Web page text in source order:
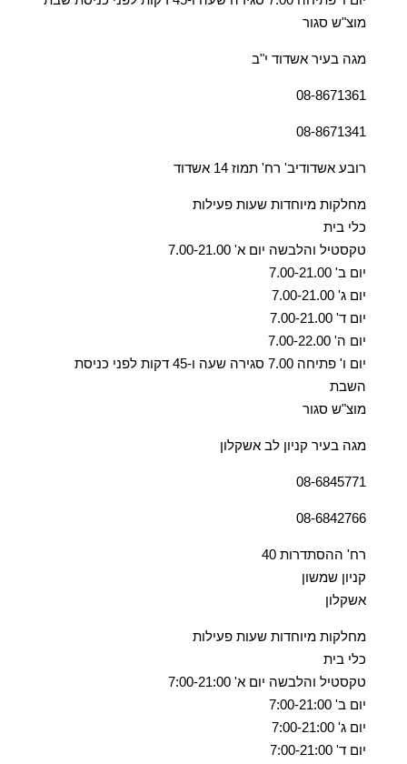
מוצ"ש סגור
מגה בעיר אשדוד י"ב
08-8671361
08-8671341
רובע אשדודיב' רח' תמוז 14 אשדוד
מחלקות מיוחדות שעות פעילות
כלי בית
טקסטיל והלבשה יום א' 7.00-21.00
יום ב' 7.00-21.00
יום ג' 7.00-21.00
יום ד' 7.00-21.00
יום ה' 7.00-22.00
יום ו' פתיחה 7.00 סגירה שעה ו-45 דקות לפני כניסת
השבת
מוצ"ש סגור
מגה בעיר קניון לב אשקלון
08-6845771
08-6842766
רח' ההסתדרות 40
קניון שמשון
אשקלון
מחלקות מיוחדות שעות פעילות
כלי בית
טקסטיל והלבשה יום א' 7:00-21:00
יום ב' 7:00-21:00
יום ג' 7:00-21:00
יום ד' 7:00-21:00